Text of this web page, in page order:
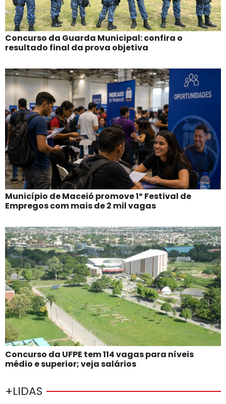
Concurso da Guarda Municipal: confira o
resultado final da prova objetiva
Município de Maceió promove 1º Festival de
Empregos com mais de 2 mil vagas
Concurso da UFPE tem 114 vagas para níveis
médio e superior; veja salários
+LIDAS